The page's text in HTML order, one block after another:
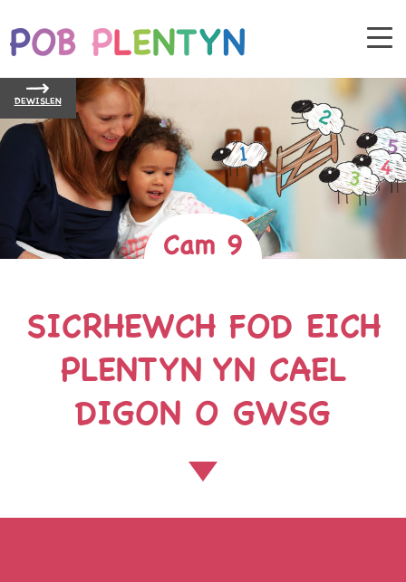
DEWISLEN
Cam 9
SICRHEWCH FOD EICH
PLENTYN YN CAEL
DIGON O GWSG